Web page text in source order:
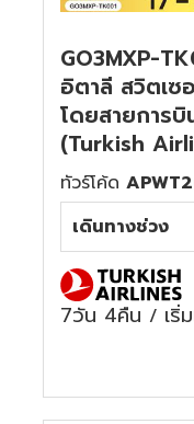
GO3MXP-
อิตาลี สวิตเ
โดยสายการ
(Turkish
ทัวร์โค้ด
เดินทางช่วง
7วัน 4คืน / เริ่